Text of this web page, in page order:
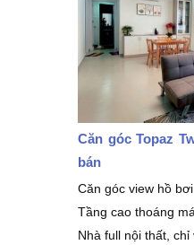
Căn góc Topaz
bán
Căn góc view hồ bơi
Tầng cao thoáng
Nhà full nội thất, chỉ